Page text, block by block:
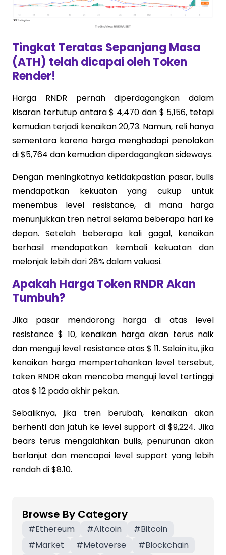
Tingkat Teratas Sepanjang Masa
(ATH) telah dicapai oleh Token
Render!
Harga RNDR pernah diperdagangkan dalam
kisaran tertutup antara $ 4,470 dan $ 5,156, tetapi
kemudian terjadi kenaikan 20,73. Namun, reli hanya
sementara karena harga menghadapi penolakan
di $5,764 dan kemudian diperdagangkan sideways.
Dengan meningkatnya ketidakpastian pasar, bulls
mendapatkan kekuatan yang cukup untuk
menembus level resistance, di mana harga
menunjukkan tren netral selama beberapa hari ke
depan. Setelah beberapa kali gagal, kenaikan
berhasil mendapatkan kembali kekuatan dan
melonjak lebih dari 28% dalam valuasi.
Apakah Harga Token RNDR Akan
Tumbuh?
Jika pasar mendorong harga di atas level
resistance $ 10, kenaikan harga akan terus naik
dan menguji level resistance atas $ 11. Selain itu, jika
kenaikan harga mempertahankan level tersebut,
token RNDR akan mencoba menguji level tertinggi
atas $ 12 pada akhir pekan.
Sebaliknya, jika tren berubah, kenaikan akan
berhenti dan jatuh ke level support di $9,224. Jika
bears terus mengalahkan bulls, penurunan akan
berlanjut dan mencapai level support yang lebih
rendah di $8.10.
Browse By Category
#Ethereum #Altcoin #Bitcoin
#Market #Metaverse #Blockchain